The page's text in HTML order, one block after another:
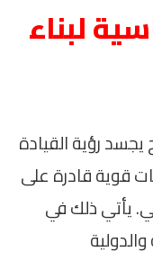
لبناء
يجسد رؤية القيادة
قوية قادرة على
يأتي ذلك في